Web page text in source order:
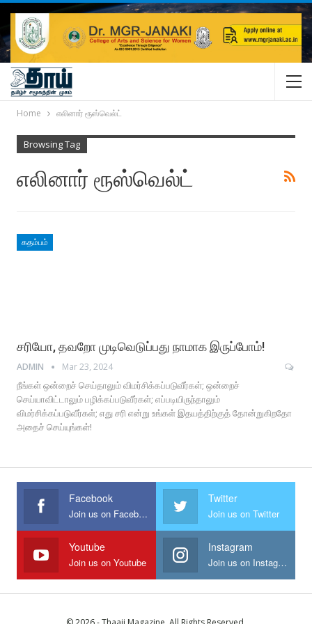
Home எலினார் ரூஸ்வெல்ட்
Browsing Tag
எலினார் ரூஸ்வெல்ட்
கதம்பம்
சரியோ, தவறோ முடிவெடுப்பது நாமாக இருப்போம்!
ADMIN Mar 23, 2024
நீங்கள் ஒன்றைச் செய்தாலும் விமர்சிக்கப்படுவீர்கள்; ஒன்றைச்
செய்யாவிட்டாலும் பழிக்கப்படுவீர்கள்; எப்படியிருந்தாலும்
விமர்சிக்கப்படுவீர்கள்; எது சரி என்று உங்கள் இதயத்திற்குத் தோன்றுகிறதோ
அதைச் செய்யுங்கள்!
Facebook
Join us on Facebook
Twitter
Join us on Twitter
Youtube
Join us on Youtube
Instagram
Join us on Instagram